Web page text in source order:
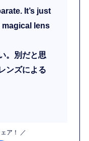
It’s just
lens
。別だと思
ンズによる
ア！ ／